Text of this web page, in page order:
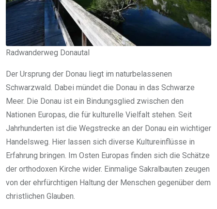
Radwanderweg Donautal
Der Ursprung der Donau liegt im naturbelassenen
Schwarzwald. Dabei mündet die Donau in das Schwarze
Meer. Die Donau ist ein Bindungsglied zwischen den
Nationen Europas, die für kulturelle Vielfalt stehen. Seit
Jahrhunderten ist die Wegstrecke an der Donau ein wichtiger
Handelsweg. Hier lassen sich diverse Kultureinflüsse in
Erfahrung bringen. Im Osten Europas finden sich die Schätze
der orthodoxen Kirche wider. Einmalige Sakralbauten zeugen
von der ehrfürchtigen Haltung der Menschen gegenüber dem
christlichen Glauben.